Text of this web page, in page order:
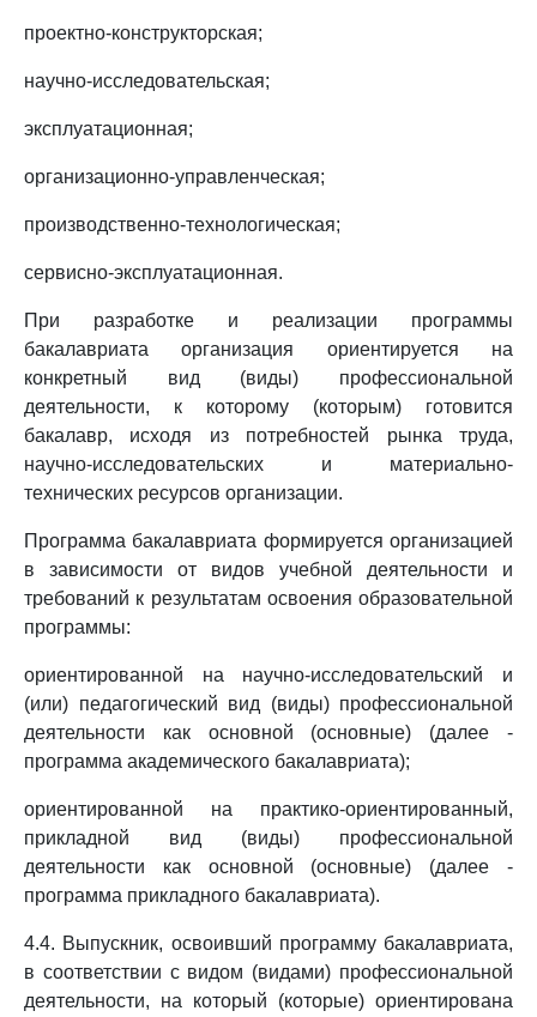
проектно-конструкторская;
научно-исследовательская;
эксплуатационная;
организационно-управленческая;
производственно-технологическая;
сервисно-эксплуатационная.
При разработке и реализации программы
бакалавриата организация ориентируется на
конкретный вид (виды) профессиональной
деятельности, к которому (которым) готовится
бакалавр, исходя из потребностей рынка труда,
научно-исследовательских и материально-
технических ресурсов организации.
Программа бакалавриата формируется организацией
в зависимости от видов учебной деятельности и
требований к результатам освоения образовательной
программы:
ориентированной на научно-исследовательский и
(или) педагогический вид (виды) профессиональной
деятельности как основной (основные) (далее -
программа академического бакалавриата);
ориентированной на практико-ориентированный,
прикладной вид (виды) профессиональной
деятельности как основной (основные) (далее -
программа прикладного бакалавриата).
4.4. Выпускник, освоивший программу бакалавриата,
в соответствии с видом (видами) профессиональной
деятельности, на который (которые) ориентирована